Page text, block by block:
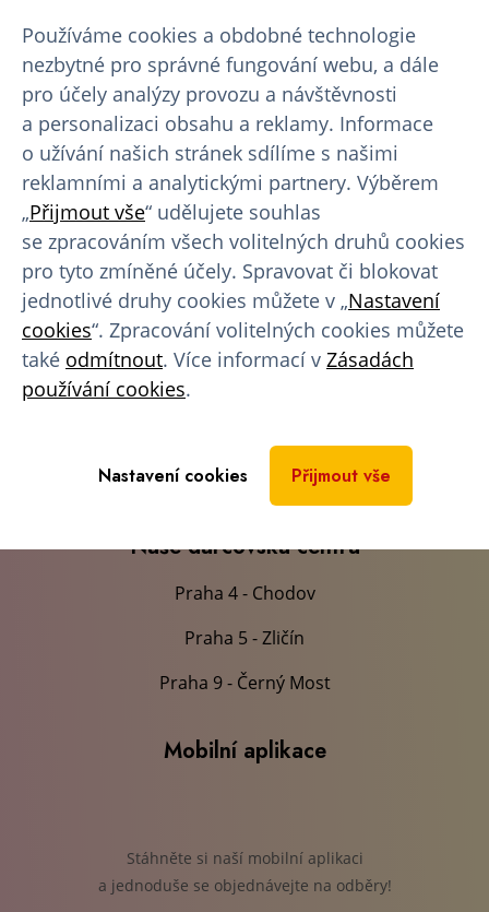
Výhody pro dárce
Finanční náhrada
Věrnostní program
Program slev a výhod
Benefity pro dárce
Rady a tipy
Bezpříspěvkové dárcovství
Doporučený jídelníček
Recenze
Naše dárcovská centra
Praha 4 - Chodov
Praha 5 - Zličín
Praha 9 - Černý Most
Mobilní aplikace
Stáhněte si naší mobilní aplikaci
a jednoduše se objednávejte na odběry!
Používáme cookies a obdobné technologie
nezbytné pro správné fungování webu, a dále
pro účely analýzy provozu a návštěvnosti
a personalizaci obsahu a reklamy. Informace
o užívání našich stránek sdílíme s našimi
reklamními a analytickými partnery. Výběrem
„Přijmout vše“ udělujete souhlas
se zpracováním všech volitelných druhů cookies
pro tyto zmíněné účely. Spravovat či blokovat
jednotlivé druhy cookies můžete v „Nastavení
cookies“. Zpracování volitelných cookies můžete
také odmítnout. Více informací v Zásadách
používání cookies.
Nastavení cookies Přijmout vše